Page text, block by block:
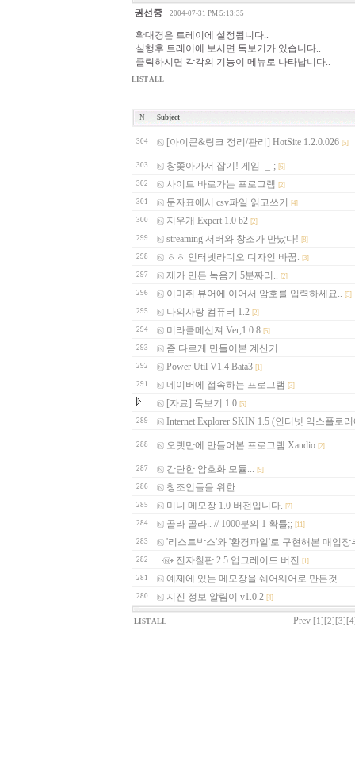
권선중 2004-07-31 PM 5:13:35
확대경은 트레이에 설정됩니다..
실행후 트레이에 보시면 독보기가 있습니다..
클릭하시면 각각의 기능이 메뉴로 나타납니다..
LIST ALL
N Subject
304 [아이콘&링크 정리/관리] HotSite 1.2.0.026 [5]
303 창쫒아가서 잡기! 게임 -_-; [6]
302 사이트 바로가는 프로그램 [2]
301 문자표에서 csv파일 읽고쓰기 [4]
300 지우개 Expert 1.0 b2 [2]
299 streaming 서버와 창조가 만났다! [8]
298 ㅎㅎ 인터넷라디오 디자인 바꿈. [3]
297 제가 만든 녹음기 5분짜리.. [2]
296 이미쥐 뷰어에 이어서 암호를 입력하세요.. [5]
295 나의사랑 컴퓨터 1.2 [2]
294 미라클메신져 Ver,1.0.8 [5]
293 좀 다르게 만들어본 계산기
292 Power Util V1.4 Bata3 [1]
291 네이버에 접속하는 프로그램 [3]
[자료] 독보기 1.0 [5]
289 Internet Explorer SKIN 1.5 (인터넷 익스플로
288 오랫만에 만들어본 프로그램 Xaudio [2]
287 간단한 암호화 모듈... [9]
286 창조인들을 위한
285 미니 메모장 1.0 버전입니다. [7]
284 골라 골라.. // 1000분의 1 확률;; [11]
283 '리스트박스'와 '환경파일'로 구현해본 매입장
282 전자칠판 2.5 업그레이드 버전 [1]
281 예제에 있는 메모장을 쉐어웨어로 만든것
280 지진 정보 알림이 v1.0.2 [4]
LIST ALL Prev [1] [2] [3]